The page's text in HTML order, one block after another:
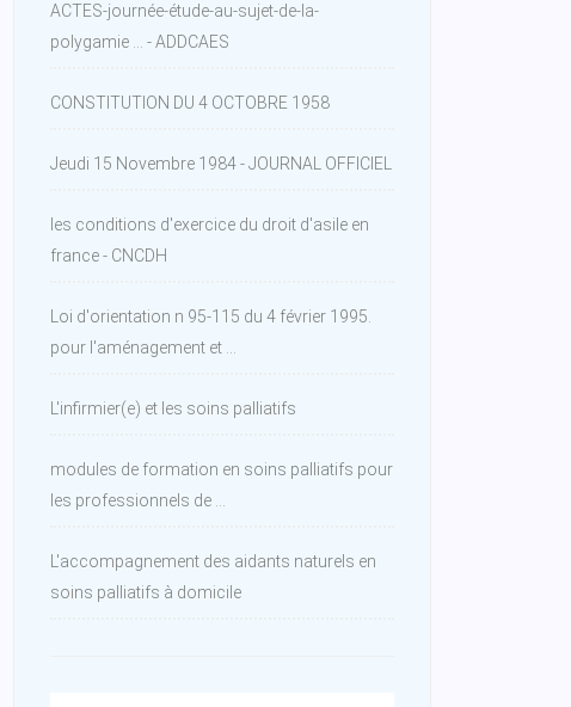
ACTES-journée-étude-au-sujet-de-la-
polygamie ... - ADDCAES
CONSTITUTION DU 4 OCTOBRE 1958
Jeudi 15 Novembre 1984 - JOURNAL OFFICIEL
les conditions d'exercice du droit d'asile en
france - CNCDH
Loi d'orientation n 95-115 du 4 février 1995.
pour l'aménagement et ...
L'infirmier(e) et les soins palliatifs
modules de formation en soins palliatifs pour
les professionnels de ...
L'accompagnement des aidants naturels en
soins palliatifs à domicile